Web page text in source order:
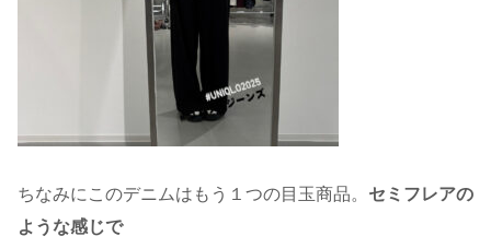
ちなみにこのデニムはもう１つの目玉商品。 セミフレアの
ような感じで